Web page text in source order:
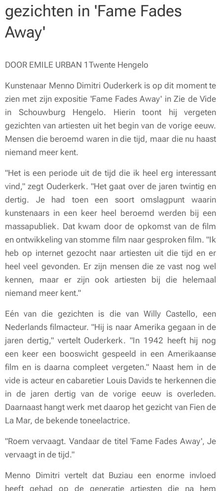
gezichten in 'Fame Fades
Away'
DOOR EMILE URBAN 1Twente Hengelo
Kunstenaar Menno Dimitri Ouderkerk is op dit moment te
zien met zijn expositie 'Fame Fades Away' in Zie de Vide
in Schouwburg Hengelo. Hierin toont hij vergeten
gezichten van artiesten uit het begin van de vorige eeuw.
Mensen die beroemd waren in die tijd, maar die nu haast
niemand meer kent.
"Het is een periode uit de tijd die ik heel erg interessant
vind," zegt Ouderkerk. "Het gaat over de jaren twintig en
dertig. Je had toen een soort omslagpunt waarin
kunstenaars in een keer heel beroemd werden bij een
massapubliek. Dat kwam door de opkomst van de film
en ontwikkeling van stomme film naar gesproken film. "Ik
heb op internet gezocht naar artiesten uit die tijd en er
heel veel gevonden. Er zijn mensen die ze vast nog wel
kennen, maar er zijn ook artiesten bij die helemaal
niemand meer kent."
Eén van die gezichten is die van Willy Castello, een
Nederlands filmacteur. "Hij is naar Amerika gegaan in de
jaren dertig," vertelt Ouderkerk. "In 1942 heeft hij nog
een keer een booswicht gespeeld in een Amerikaanse
film en is daarna compleet vergeten." Naast hem in de
vide is acteur en cabaretier Louis Davids te herkennen die
in de jaren dertig van de vorige eeuw is overleden.
Daarnaast hangt werk met daarop het gezicht van Fien de
La Mar, de bekende toneelactrice.
"Roem vervaagt. Vandaar de titel 'Fame Fades Away', Je
vervaagt in de tijd."
Menno Dimitri vertelt dat Buziau een enorme invloed
heeft gehad op de generatie artiesten die na hem